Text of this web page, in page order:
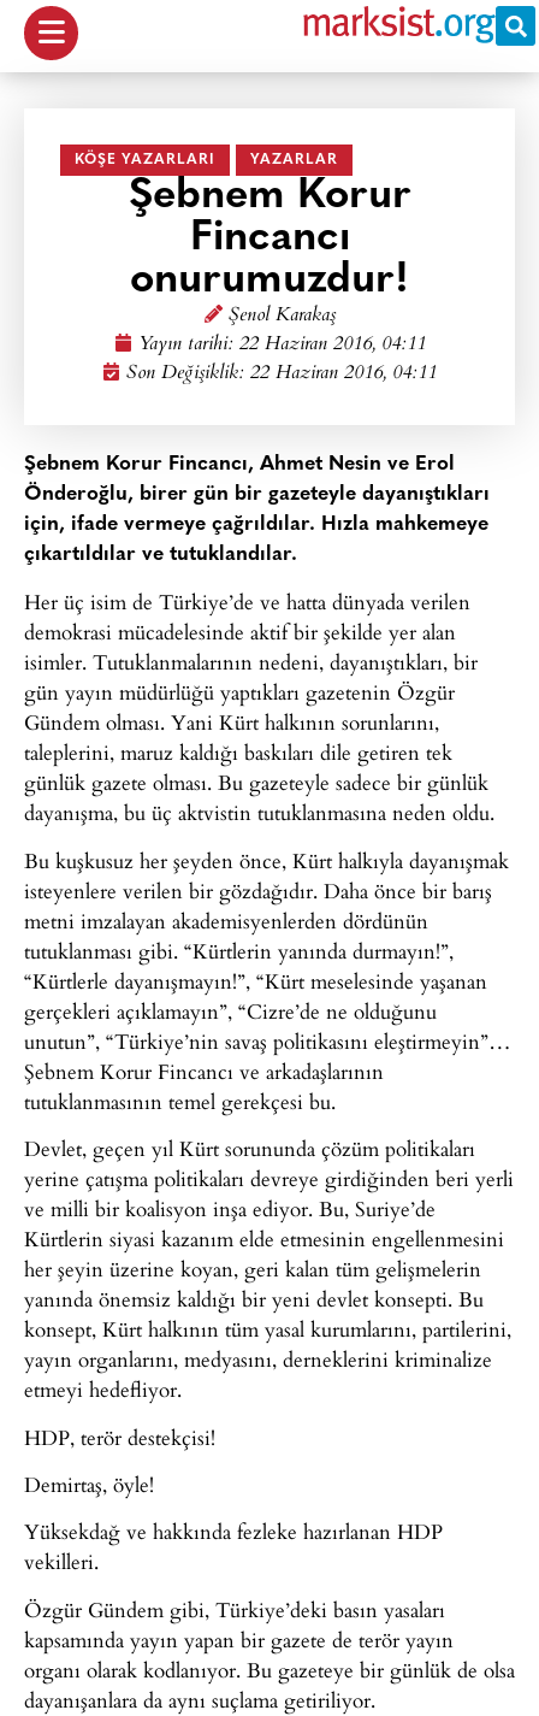
KÖŞE YAZARLARI YAZARLAR
Şebnem Korur
Fincancı
onurumuzdur!
Şenol Karakaş
Yayın tarihi: 22 Haziran 2016, 04:11
Son Değişiklik: 22 Haziran 2016, 04:11
Şebnem Korur Fincancı, Ahmet Nesin ve Erol
Önderoğlu, birer gün bir gazeteyle dayanıştıkları
için, ifade vermeye çağrıldılar. Hızla mahkemeye
çıkartıldılar ve tutuklandılar.
Her üç isim de Türkiye’de ve hatta dünyada verilen
demokrasi mücadelesinde aktif bir şekilde yer alan
isimler. Tutuklanmalarının nedeni, dayanıştıkları, bir
gün yayın müdürlüğü yaptıkları gazetenin Özgür
Gündem olması. Yani Kürt halkının sorunlarını,
taleplerini, maruz kaldığı baskıları dile getiren tek
günlük gazete olması. Bu gazeteyle sadece bir günlük
dayanışma, bu üç aktvistin tutuklanmasına neden oldu.
Bu kuşkusuz her şeyden önce, Kürt halkıyla dayanışmak
isteyenlere verilen bir gözdağıdır. Daha önce bir barış
metni imzalayan akademisyenlerden dördünün
tutuklanması gibi. “Kürtlerin yanında durmayın!”,
“Kürtlerle dayanışmayın!”, “Kürt meselesinde yaşanan
gerçekleri açıklamayın”, “Cizre’de ne olduğunu
unutun”, “Türkiye’nin savaş politikasını eleştirmeyin”…
Şebnem Korur Fincancı ve arkadaşlarının
tutuklanmasının temel gerekçesi bu.
Devlet, geçen yıl Kürt sorununda çözüm politikaları
yerine çatışma politikaları devreye girdiğinden beri yerli
ve milli bir koalisyon inşa ediyor. Bu, Suriye’de
Kürtlerin siyasi kazanım elde etmesinin engellenmesini
her şeyin üzerine koyan, geri kalan tüm gelişmelerin
yanında önemsiz kaldığı bir yeni devlet konsepti. Bu
konsept, Kürt halkının tüm yasal kurumlarını, partilerini,
yayın organlarını, medyasını, derneklerini kriminalize
etmeyi hedefliyor.
HDP, terör destekçisi!
Demirtaş, öyle!
Yüksekdağ ve hakkında fezleke hazırlanan HDP
vekilleri.
Özgür Gündem gibi, Türkiye’deki basın yasaları
kapsamında yayın yapan bir gazete de terör yayın
organı olarak kodlanıyor. Bu gazeteye bir günlük de olsa
dayanışanlara da aynı suçlama getiriliyor.